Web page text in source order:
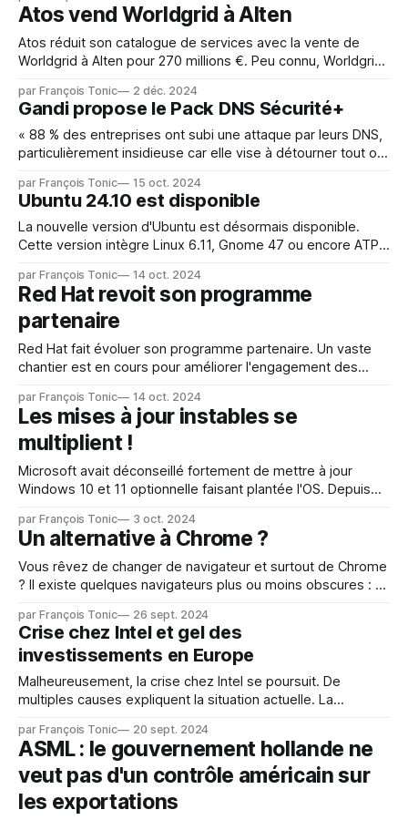
meilleure sécurité et homogénéisé le
Atos vend Worldgrid à Alten
Atos réduit son catalogue de services avec la vente de
Worldgrid à Alten pour 270 millions €. Peu connu, Worldgrid
entreprises dans le secteur de l’énergie et des services
publics. Cette filiale est forte de 1 100 salariés. Son poids
dans
par François Tonic 2 déc. 2024
Gandi propose le Pack DNS Sécurité+
« 88 % des entreprises ont subi une attaque par leurs DNS,
particulièrement insidieuse car elle vise à détourner tout ou
»explique Arnaud Franquinet, CEO de Gandi. Pour mieux
protéger les serveurs et les infrastructures DNS des
entreprises, Gandi propose
par François Tonic 15 oct. 2024
Ubuntu 24.10 est disponible
La nouvelle version d'Ubuntu est désormais disponible.
Cette version intègre Linux 6.11, Gnome 47 ou encore ATP
Wayland. Ubuntu Desktop 24.10 introduit une fonctionnalité
expérimentale de demande d'autorisation qui permet de
contrôler finement les permissions
par François Tonic 14 oct. 2024
Red Hat revoit son programme
partenaire
Red Hat fait évoluer son programme partenaire. Un vaste
chantier est en cours pour améliorer l'engagement des
transformation de l’expérience d’engagement des
partenaires Red Hat à l’échelle mondiale repose sur trois
par François Tonic 14 oct. 2024
Les mises à jour instables se
multiplient !
Microsoft avait déconseillé fortement de mettre à jour
Windows 10 et 11 optionnelle faisant plantée l'OS. Depuis
briquant des matériels ou rendant inutilisables les matériels.
Attention dans le cas d'Apple, beaucoup de problèmes
viennent à la fois
par François Tonic 3 oct. 2024
Un alternative à Chrome ?
Vous rêvez de changer de navigateur et surtout de Chrome
? Il existe quelques navigateurs plus ou moins obscures : *
d'onglets * Colibri : léger mais un peu limité notamment sur
les onglets * Maxthon : plusieurs fonctions intéressantes
comme un VPN intégré, un
par François Tonic 26 sept. 2024
Crise chez Intel et gel des
investissements en Europe
Malheureusement, la crise chez Intel se poursuit. De
multiples causes expliquent la situation actuelle. La
remettre en ordre de marche le fondeur qui tarde à sortir
des alternatives réelles à NVIDIA et AMD sur l'IA. Le fondeur
avait déjà
par François Tonic 20 sept. 2024
ASML : le gouvernement hollande ne
veut pas d'un contrôle américain sur
les exportations